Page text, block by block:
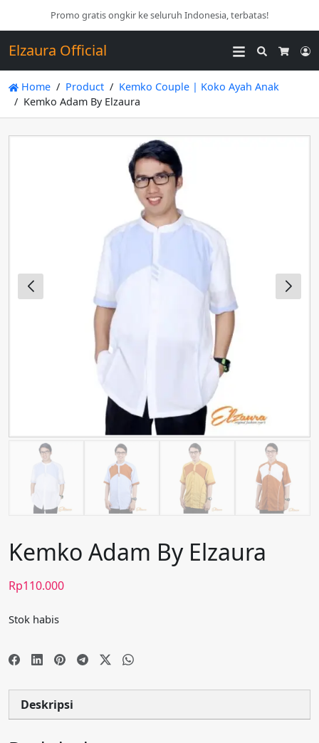
Promo gratis ongkir ke seluruh Indonesia, terbatas!
Elzaura Official
Search
Home Product
Kemko Couple | Koko Ayah Anak
Kemko Adam By Elzaura
Kemko Adam By Elzaura
Rp110.000
Stok habis
Deskripsi